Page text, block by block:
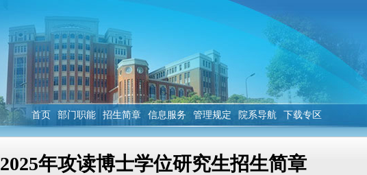
首页 部门职能 招生简章 信息服务 管理规定 院系导航 下载专区
2025年攻读博士学位研究生招生简章